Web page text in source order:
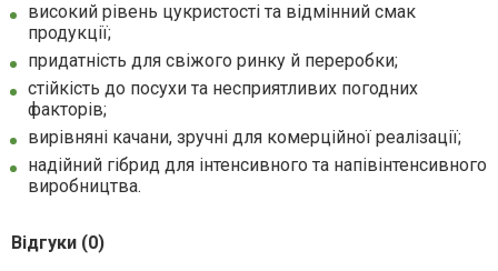
високий рівень цукристості та відмінний смак
продукції;
придатність для свіжого ринку й переробки;
стійкість до посухи та несприятливих погодних
факторів;
вирівняні качани, зручні для комерційної реалізації;
надійний гібрид для інтенсивного та напівінтенсивного
виробництва.
Відгуки (0)